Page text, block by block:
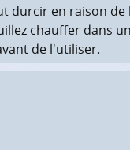
durcir en raison de
chauffer dans
de l'utiliser.